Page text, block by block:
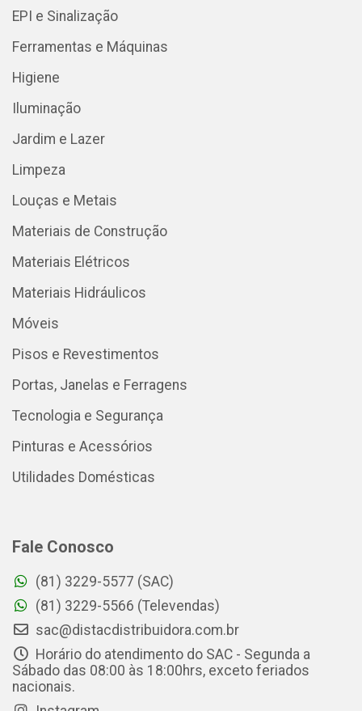
EPI e Sinalização
Ferramentas e Máquinas
Higiene
Iluminação
Jardim e Lazer
Limpeza
Louças e Metais
Materiais de Construção
Materiais Elétricos
Materiais Hidráulicos
Móveis
Pisos e Revestimentos
Portas, Janelas e Ferragens
Tecnologia e Segurança
Pinturas e Acessórios
Utilidades Domésticas
Fale Conosco
(81) 3229-5577 (SAC)
(81) 3229-5566 (Televendas)
sac@distacdistribuidora.com.br
Horário do atendimento do SAC - Segunda a
Sábado das 08:00 às 18:00hrs, exceto feriados
nacionais.